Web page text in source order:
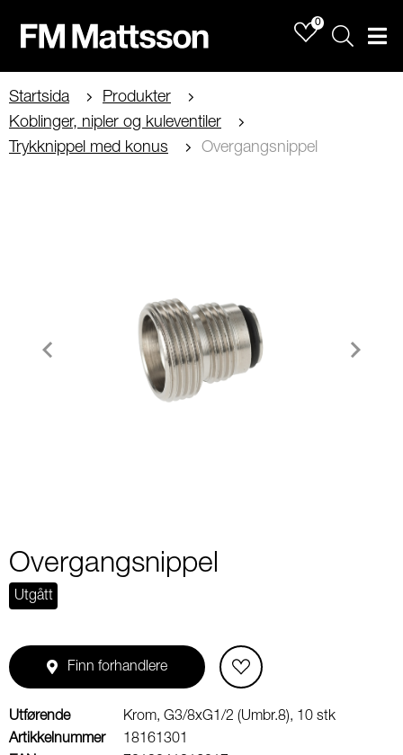
0
Sök
Startsida
Produkter
Koblinger, nipler og kuleventiler
Trykknippel med konus
Overgangsnippel
Overgangsnippel
Utgått
Finn forhandlere
Utførende
Krom, G3/8xG1/2 (Umbr.8), 10 stk
Artikkelnummer
18161301